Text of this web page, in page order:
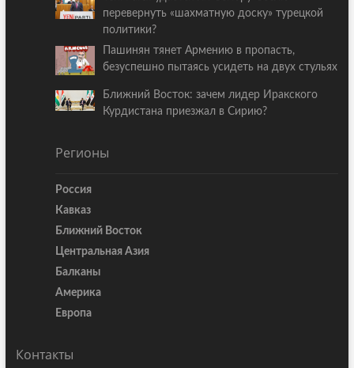
перевернуть «шахматную доску» турецкой
политики?
Пашинян тянет Армению в пропасть,
безуспешно пытаясь усидеть на двух стульях
Ближний Восток: зачем лидер Иракского
Курдистана приезжал в Сирию?
Регионы
Россия
Кавказ
Ближний Восток
Центральная Азия
Балканы
Америка
Европа
Контакты